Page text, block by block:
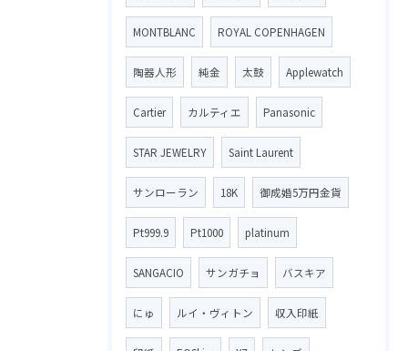
MONTBLANC ROYAL COPENHAGEN
陶器人形 純金 太鼓 Applewatch
Cartier カルティエ Panasonic
STAR JEWELRY Saint Laurent
サンローラン 18K 御成婚5万円金貨
Pt999.9 Pt1000 platinum
SANGACIO サンガチョ バスキア
にゅ ルイ・ヴィトン 収入印紙